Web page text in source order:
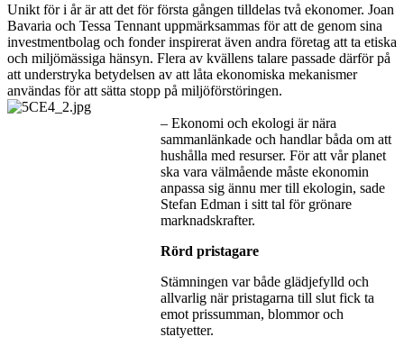
Unikt för i år är att det för första gången tilldelas två ekonomer. Joan
Bavaria och Tessa Tennant uppmärksammas för att de genom sina
investmentbolag och fonder inspirerat även andra företag att ta etiska
och miljömässiga hänsyn. Flera av kvällens talare passade därför på
att understryka betydelsen av att låta ekonomiska mekanismer
användas för att sätta stopp på miljöförstöringen.
– Ekonomi och ekologi är nära
sammanlänkade och handlar båda om att
hushålla med resurser. För att vår planet
ska vara välmående måste ekonomin
anpassa sig ännu mer till ekologin, sade
Stefan Edman i sitt tal för grönare
marknadskrafter.
Rörd pristagare
Stämningen var både glädjefylld och
allvarlig när pristagarna till slut fick ta
emot prissumman, blommor och
statyetter.